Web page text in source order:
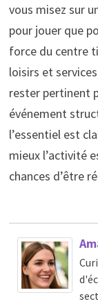
vous misez sur
pour jouer que
force du centre
loisirs et
rester pertinent
événement
l’essentiel est
mieux l’activité
chances d’être